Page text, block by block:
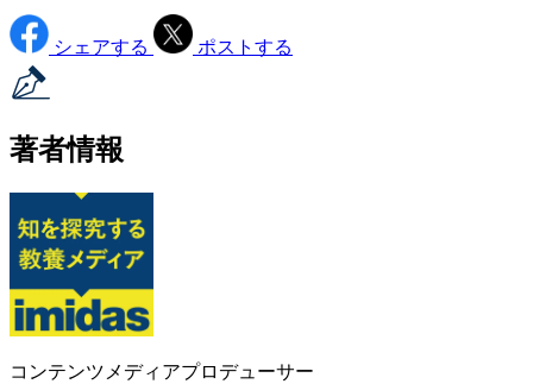
シェアする ポストする
著者情報
コンテンツメディアプロデューサー